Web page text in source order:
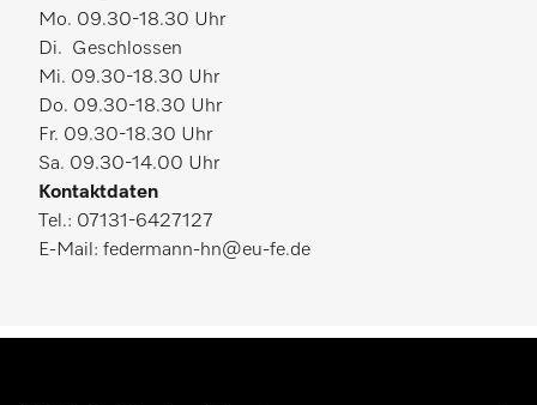
Mo. 09.30-18.30 Uhr
Di. Geschlossen
Mi. 09.30-18.30 Uhr
Do. 09.30-18.30 Uhr
Fr. 09.30-18.30 Uhr
Sa. 09.30-14.00 Uhr
Kontaktdaten
Tel.: 07131-6427127
E-Mail: federmann-hn@eu-fe.de